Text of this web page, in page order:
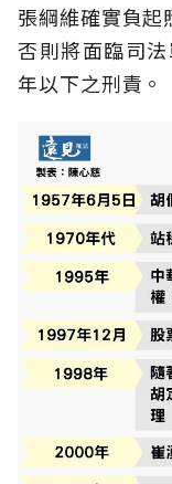
張綱維確實負起
否則將面臨司
年以下之刑責。